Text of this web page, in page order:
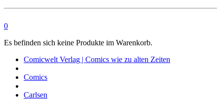
0
Es befinden sich keine Produkte im Warenkorb.
Comicwelt Verlag | Comics wie zu alten Zeiten
Comics
Carlsen